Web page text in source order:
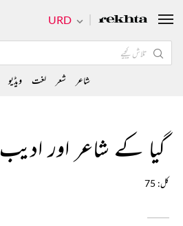
گیا کے شاعر اور ادیب
کل: 75
URD
شاعر شعر لغت ویڈیو